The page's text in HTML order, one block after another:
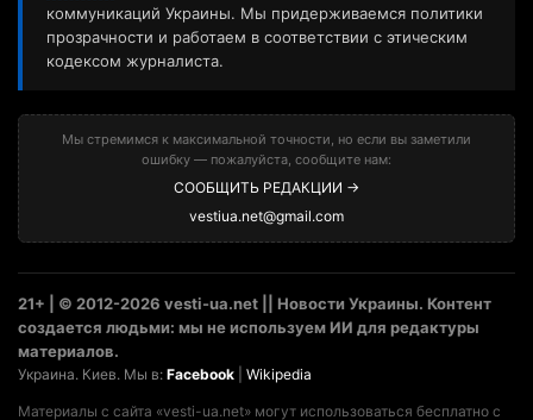
коммуникаций Украины. Мы придерживаемся политики
прозрачности и работаем в соответствии с этическим
кодексом журналиста.
Мы стремимся к максимальной точности, но если вы заметили
ошибку — пожалуйста, сообщите нам:
СООБЩИТЬ РЕДАКЦИИ →
vestiua.net@gmail.com
21+ | © 2012-2026 vesti-ua.net || Новости Украины. Контент
создается людьми: мы не используем ИИ для редактуры
материалов.
Украина. Киев. Мы в: Facebook Wikipedia
Материалы с сайта «vesti-ua.net» могут использоваться бесплатно с